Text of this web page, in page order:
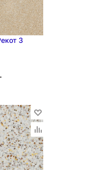
3
КОРЗИНУ